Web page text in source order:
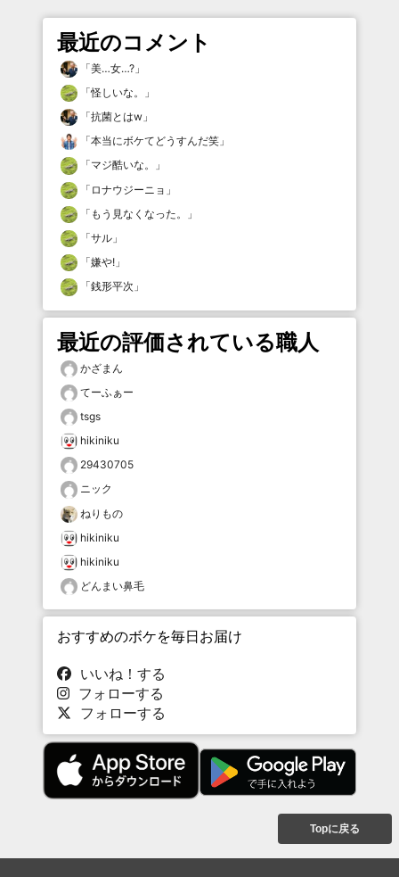
最近のコメント
「美…女…? 」
「怪しいな。
」
「抗菌とはw 」
「本当にボケてどうすんだ笑 」
「マジ酷いな。
」
「 ロナウジーニョ 」
「 もう見なくなった。
」
「サル 」
「嫌や! 」
「銭形平次 」
最近の評価されている職人
かざまん
てーふぁー
tsgs
hikiniku
29430705
ニック
ねりもの
hikiniku
hikiniku
どんまい鼻毛
おすすめのボケを毎日お届け
いいね！する
フォローする
フォローする
Topに戻る